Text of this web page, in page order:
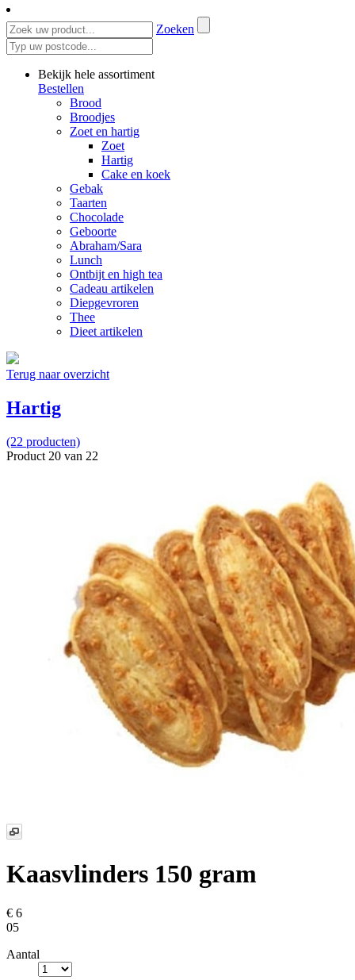
Zoeken
Bekijk hele assortiment
Bestellen
Brood
Broodjes
Zoet en hartig
Zoet
Hartig
Cake en koek
Gebak
Taarten
Chocolade
Geboorte
Abraham/Sara
Lunch
Ontbijt en high tea
Cadeau artikelen
Diepgevroren
Thee
Dieet artikelen
Terug naar overzicht
Hartig
(22 producten)
Product 20 van 22
Kaasvlinders 150 gram
€ 6
05
Aantal